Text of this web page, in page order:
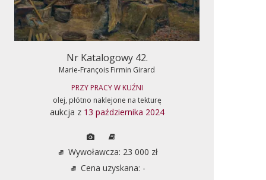
Nr Katalogowy 42.
Marie-François Firmin Girard
PRZY PRACY W KUŹNI
olej, płótno naklejone na tekturę
aukcja z 13 października 2024
Wywoławcza: 23 000 zł
Cena uzyskana: -